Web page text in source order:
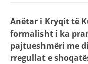
Anëtar i Kryqit të
formalisht i ka
pajtueshmëri me
rregullat e